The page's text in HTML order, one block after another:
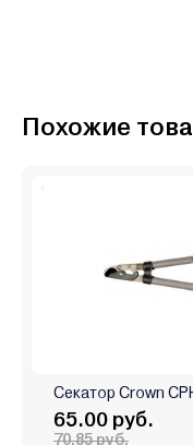
Похожие
Секатор Crown
65.00 руб.
70.85 руб.